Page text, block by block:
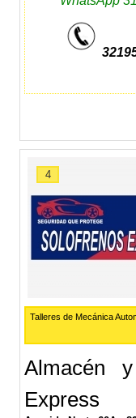
4
Talleres de Mecánica
Almacén
Express